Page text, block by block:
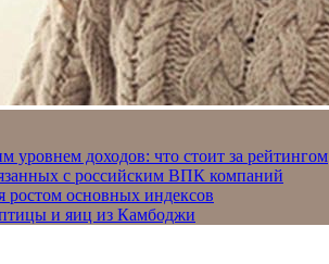
уровнем доходов: что стоит за рейтингом
с российским ВПК компаний
ростом основных индексов
птицы и яиц из Камбоджи